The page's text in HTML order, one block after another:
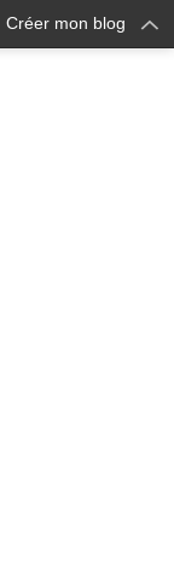
Créer mon blog